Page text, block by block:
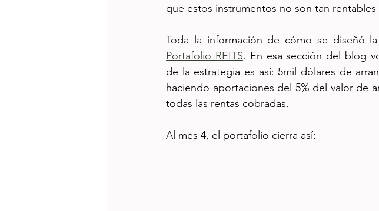
que estos instrumentos no son tan
Portafolio REITS. En esa sección del blog
de la estrategia es así: 5mil dólares de
haciendo aportaciones del 5% del valor de
todas las rentas cobradas.
Al mes 4, el portafolio cierra así: